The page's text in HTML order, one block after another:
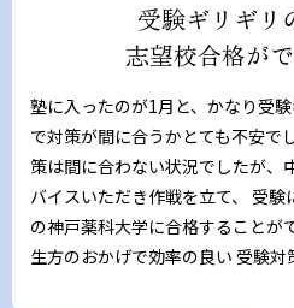
受験ギリギリ
志望校合格がで
塾に入ったのが1月と、かなり受
で対策が間に合うかとても不安で
策は間に合わない状況でしたが、
バイスいただき作戦を立て、 受
の神戸薬科大学に合格することが
生方のおかげで効率の良い 受験対